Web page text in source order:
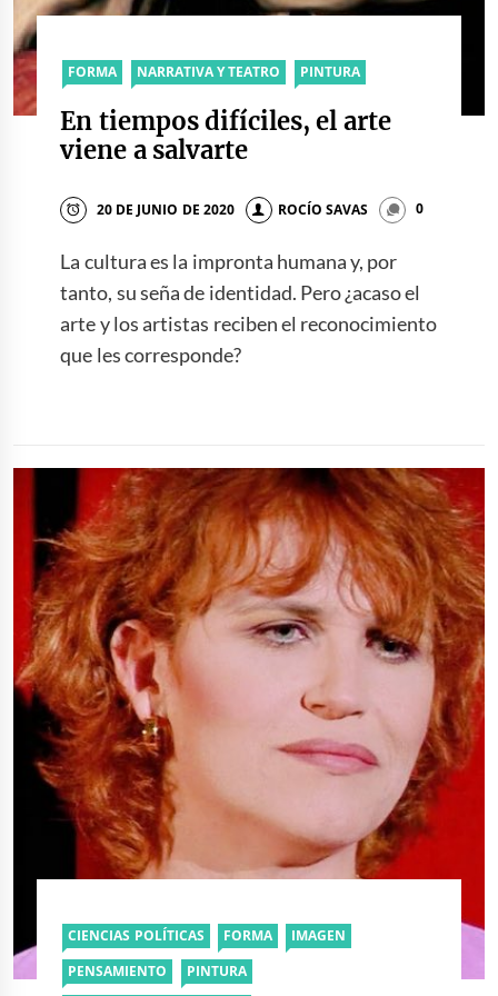
FORMA NARRATIVA Y TEATRO PINTURA
En tiempos difíciles, el arte
viene a salvarte
20 DE JUNIO DE 2020 ROCÍO SAVAS 0
La cultura es la impronta humana y, por
tanto, su seña de identidad. Pero ¿acaso el
arte y los artistas reciben el reconocimiento
que les corresponde?
CIENCIAS POLÍTICAS FORMA
IMAGEN
PENSAMIENTO
PINTURA